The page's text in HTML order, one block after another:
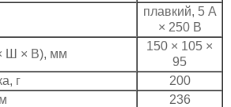
плавкий, 5 А
× 250 В
Ш × В), мм
150 × 105 ×
95
г
200
236